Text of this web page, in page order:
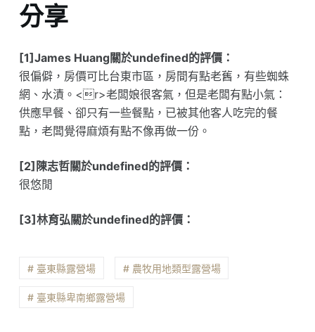
分享
[1]James Huang關於undefined的評價：
很偏僻，房價可比台東市區，房間有點老舊，有些蜘蛛
網、水漬。<r>老闆娘很客氣，但是老闆有點小氣：
供應早餐、卻只有一些餐點，已被其他客人吃完的餐
點，老闆覺得麻煩有點不像再做一份。
[2]陳志哲關於undefined的評價：
很悠閒
[3]林育弘關於undefined的評價：
# 臺東縣露營場 # 農牧用地類型露營場
# 臺東縣卑南鄉露營場